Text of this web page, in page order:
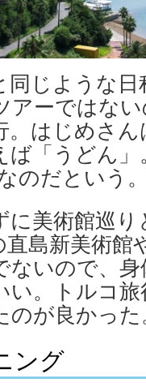
同じような
アーではな
。はじめさ
ば「うどん
のだという
に美術館巡
島新美術館
ないので、
い。トルコ
のが良かっ
ング